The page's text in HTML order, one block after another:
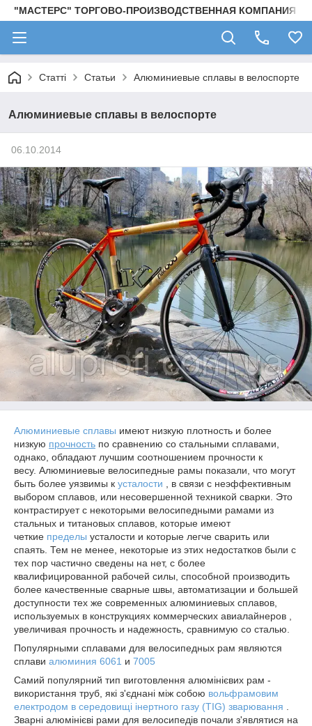
"МАСТЕРС" ТОРГОВО-ПРОИЗВОДСТВЕННАЯ КОМПАНИЯ
Статті Cтатьи Алюминиевые сплавы в велоспорте
Алюминиевые сплавы в велоспорте
06.10.2014
Алюминиевые сплавы имеют низкую плотность и более
низкую прочность по сравнению со стальными сплавами,
однако, обладают лучшим соотношением прочности к
весу. Алюминиевые велосипедные рамы показали, что могут
быть более уязвимы к усталости , в связи с неэффективным
выбором сплавов, или несовершенной техникой сварки. Это
контрастирует с некоторыми велосипедными рамами из
стальных и титановых сплавов, которые имеют
четкие пределы усталости и которые легче сварить или
спаять. Тем не менее, некоторые из этих недостатков были с
тех пор частично сведены на нет, с более
квалифицированной рабочей силы, способной производить
более качественные сварные швы, автоматизации и большей
доступности тех же современных алюминиевых сплавов,
используемых в конструкциях коммерческих авиалайнеров ,
увеличивая прочность и надежность, сравнимую со сталью.
Популярными сплавами для велосипедных рам являются
сплави алюминия 6061 и 7005
Самий популярний тип виготовлення алюмінієвих рам -
використання труб, які з'єднані між собою вольфрамовим
електродом в середовищі інертного газу (TIG) зварювання
Зварні алюмінієві рами для велосипедів почали з'являтися на